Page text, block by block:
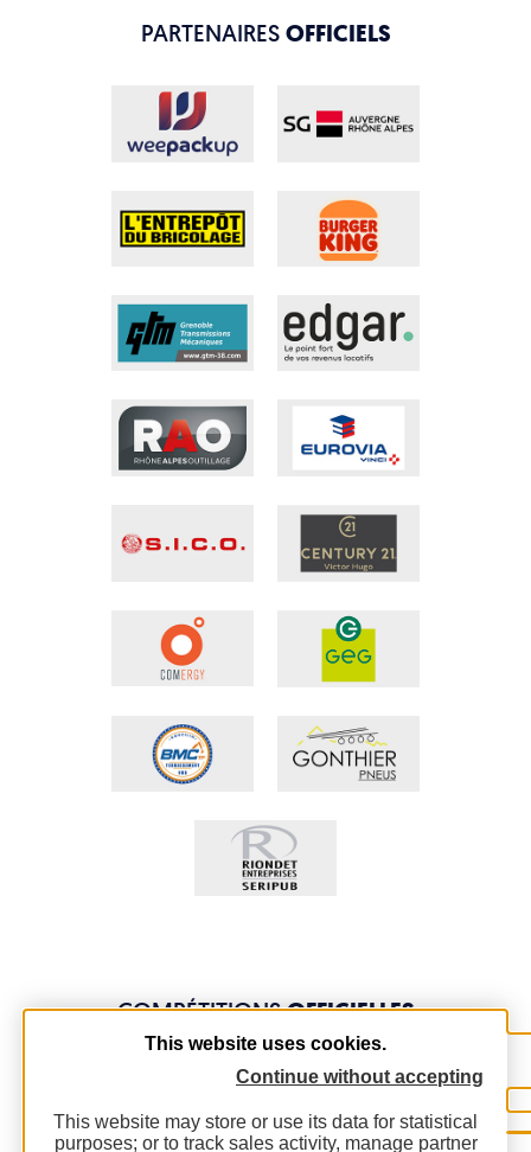
PARTENAIRESOFFICIELS
COMPÉTITIONSOFFICIELLES
This website uses cookies.
Continue without accepting
This website may store or use its data for statistical
purposes; or to track sales activity, manage partner